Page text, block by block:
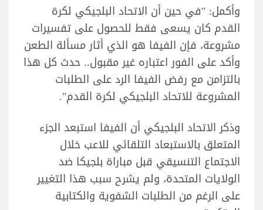
وأكمل: "في حين أن الاتحاد البلجيكي لكرة
القدم كان يسعى فقط للحصول على تفسيرات
مشروعة، فإن الفيفا هو الذي أثار مسألة الطعن
وأكد على الفور اعتباره غير مقبول.. حدث كل هذا
بالتزامن مع ​رفض الفيفا الرد ​على الطلبات
⁠المشروعة للاتحاد البلجيكي لكرة القدم".
وذكر الاتحاد البلجيكي أن الفيفا استبعد الجزء
المتعلق بالاستبعاد التلقائي للاعب خلال
الاجتماع ​التنسيقي قبل مباراة بلجيكا ضد
الولايات المتحدة، ولم يشرح سبب هذا التغيير ​
على الرغم ⁠من الطلبات الشفوية والكتابية